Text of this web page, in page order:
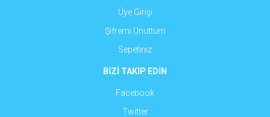
Üye Girişi
Şifremi Unuttum
Sepetiniz
BİZİ TAKİP EDİN
Facebook
Twitter